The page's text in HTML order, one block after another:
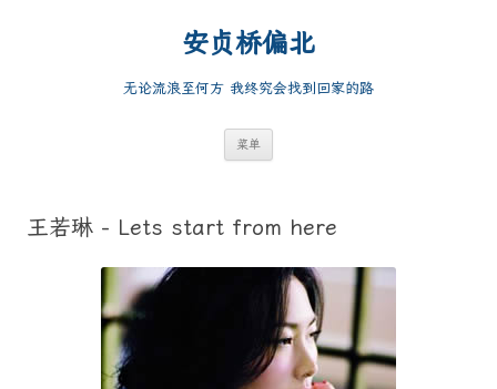
安贞桥偏北
无论流浪至何方 我终究会找到回家的路
菜单
王若琳 - Lets start from here